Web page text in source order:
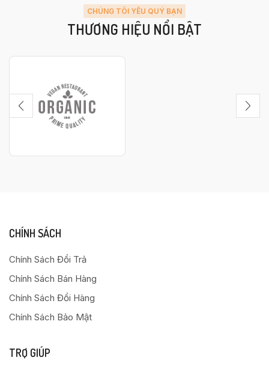
CHÚNG TÔI YÊU QUÝ BẠN
THƯƠNG HIỆU NỔI BẬT
CHÍNH SÁCH
Chính Sách Đổi Trả
Chính Sách Bán Hàng
Chính Sách Đổi Hàng
Chính Sách Bảo Mật
TRỢ GIÚP